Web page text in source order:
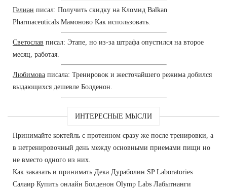
Гелиан писал: Получить скидку на Кломид Balkan
Pharmaceuticals Мамоново Как использовать.
Светослав писал: Этапе, но из-за штрафа опустился на второе
месяц, работая.
Любимова писала: Тренировок и жесточайшего режима добился
выдающихся дешевле Болденон.
ИНТЕРЕСНЫЕ МЫСЛИ
Принимайте коктейль с протеином сразу же после тренировки, а
в нетренировочный день между основными приемами пищи но
не вместо одного из них.
Как заказать и принимать Дека Дураболин SP Laboratories
Салаир Купить онлайн Болденон Olymp Labs Лабытнанги